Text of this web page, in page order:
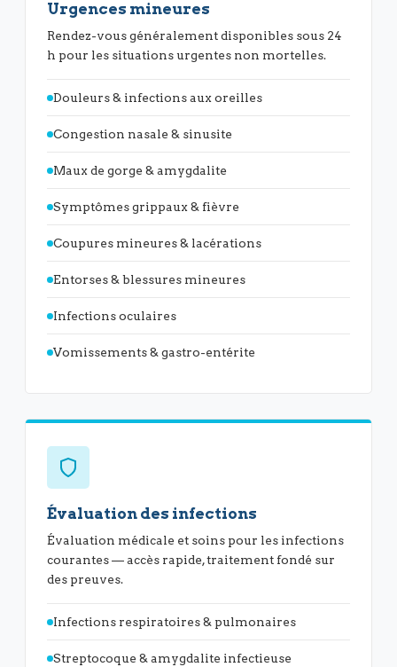
Urgences mineures
Rendez-vous généralement disponibles sous 24
h pour les situations urgentes non mortelles.
Douleurs & infections aux oreilles
Congestion nasale & sinusite
Maux de gorge & amygdalite
Symptômes grippaux & fièvre
Coupures mineures & lacérations
Entorses & blessures mineures
Infections oculaires
Vomissements & gastro-entérite
Évaluation des infections
Évaluation médicale et soins pour les infections
courantes — accès rapide, traitement fondé sur
des preuves.
Infections respiratoires & pulmonaires
Streptocoque & amygdalite infectieuse